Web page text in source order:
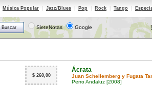
Música Popular Jazz/Blues Pop Rock Tango
SieteNotas Google
$ 260,00
Ácrata
Juan Schellemberg y Fugata
Perro Andaluz [2008]